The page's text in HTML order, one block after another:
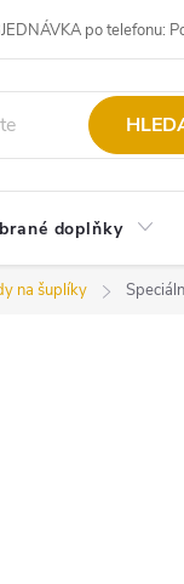
po telefonu:
let u Starých
doplňky
na šuplíky